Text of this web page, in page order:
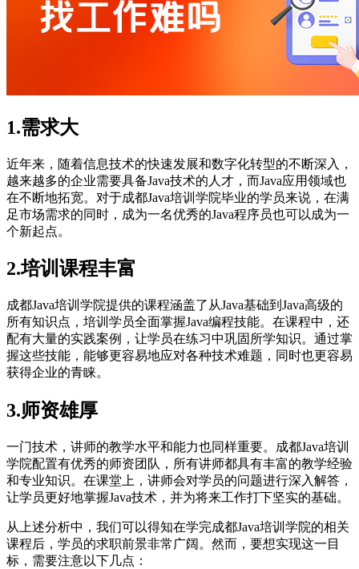
1.需求大
近年来，随着信息技术的快速发展和数字化转型的不断深入，
越来越多的企业需要具备Java技术的人才，而Java应用领域也
在不断地拓宽。对于成都Java培训学院毕业的学员来说，在满
足市场需求的同时，成为一名优秀的Java程序员也可以成为一
个新起点。
2.培训课程丰富
成都Java培训学院提供的课程涵盖了从Java基础到Java高级的
所有知识点，培训学员全面掌握Java编程技能。在课程中，还
配有大量的实践案例，让学员在练习中巩固所学知识。通过掌
握这些技能，能够更容易地应对各种技术难题，同时也更容易
获得企业的青睐。
3.师资雄厚
一门技术，讲师的教学水平和能力也同样重要。成都Java培训
学院配置有优秀的师资团队，所有讲师都具有丰富的教学经验
和专业知识。在课堂上，讲师会对学员的问题进行深入解答，
让学员更好地掌握Java技术，并为将来工作打下坚实的基础。
从上述分析中，我们可以得知在学完成都Java培训学院的相关
课程后，学员的求职前景非常广阔。然而，要想实现这一目
标，需要注意以下几点：